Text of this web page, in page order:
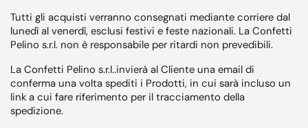
Tutti gli acquisti verranno consegnati mediante corriere dal
lunedì al venerdì, esclusi festivi e feste nazionali. La Confetti
Pelino s.r.l. non è responsabile per ritardi non prevedibili.
La Confetti Pelino s.r.l..invierà al Cliente una email di
conferma una volta spediti i Prodotti, in cui sarà incluso un
link a cui fare riferimento per il tracciamento della
spedizione.